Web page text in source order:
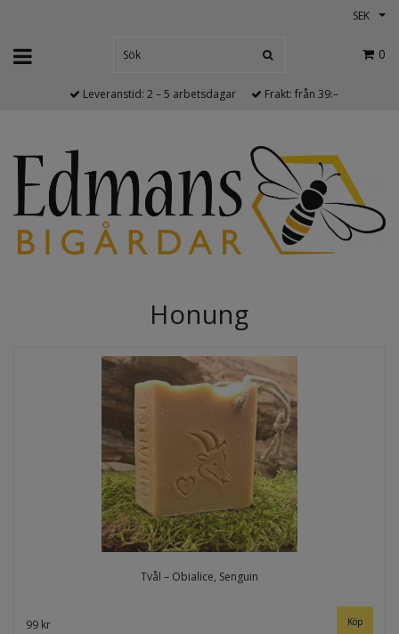
SEK
0
Leveranstid: 2 – 5 arbetsdagar Frakt: från 39:–
Honung
Tvål – Obialice, Senguin
99 kr